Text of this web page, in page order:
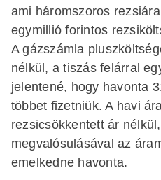
ami háromszoros
egymillió forintos
A gázszámla
nélkül, a tiszás felárral
jelentené, hogy havonta
többet fizetniük. A havi
rezsicsökkentett ár
megvalósulásával az
emelkedne havonta.